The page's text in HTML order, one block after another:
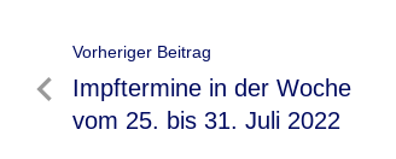
Vorheriger Beitrag
Vorheriger
Beitrag
Impftermine in der Woche
vom 25. bis 31. Juli 2022